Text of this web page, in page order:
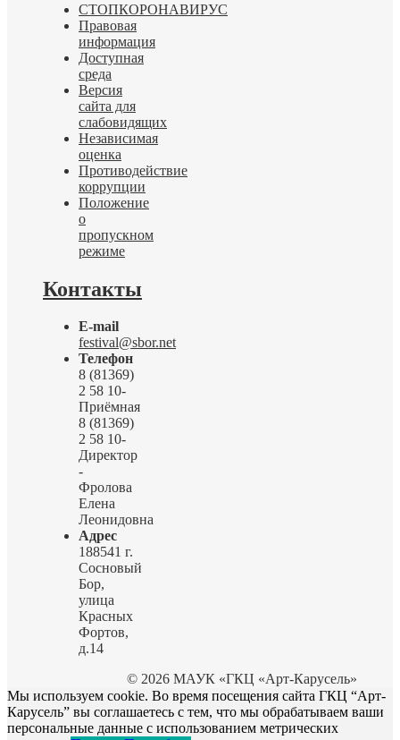
СТОПКОРОНАВИРУС
Правовая
информация
Доступная
среда
Версия
сайта для
слабовидящих
Независимая
оценка
Противодействие
коррупции
Положение
о
пропускном
режиме
Контакты
E-mail
festival@sbor.net
Телефон
8 (81369)
2 58 10-
Приёмная
8 (81369)
2 58 10-
Директор
-
Фролова
Елена
Леонидовна
Адрес
188541 г.
Сосновый
Бор,
улица
Красных
Фортов,
д.14
© 2026 МАУК «ГКЦ «Арт-Карусель»
Мы используем cookie. Во время посещения сайта ГКЦ “Арт-
Карусель” вы соглашаетесь с тем, что мы обрабатываем ваши
персональные данные с использованием метрических